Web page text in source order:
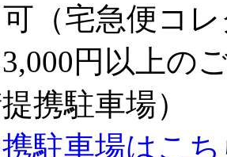
（宅急便コ
3,000円以上の
携駐車場）
駐車場はこ